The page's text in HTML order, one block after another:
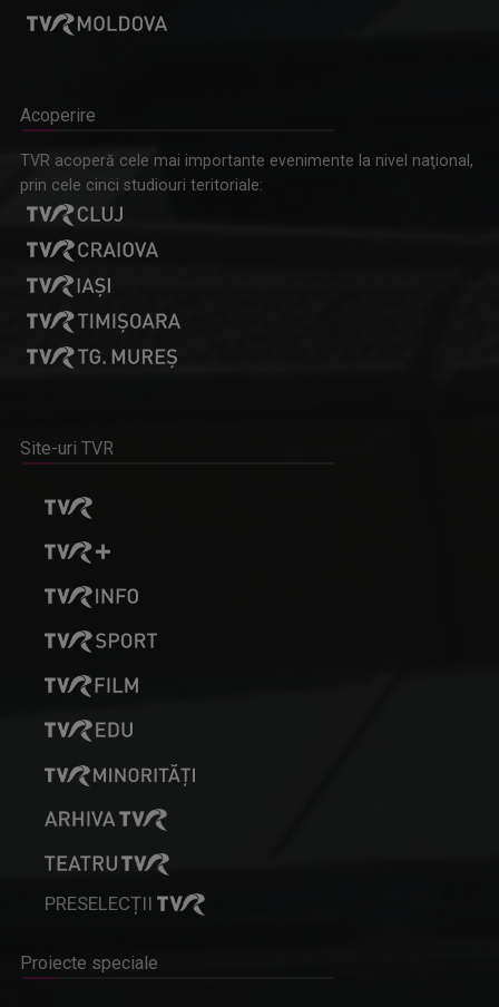
TVR acoperă cele mai importante evenimente la nivel naţional,
prin cele cinci studiouri teritoriale:
PRESELECȚII